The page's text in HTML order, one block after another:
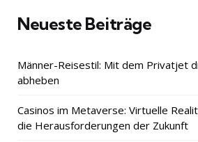
Neueste Beiträge
Männer-Reisestil: Mit dem Privatjet
abheben
Casinos im Metaverse: Virtuelle
die Herausforderungen der Zukunft